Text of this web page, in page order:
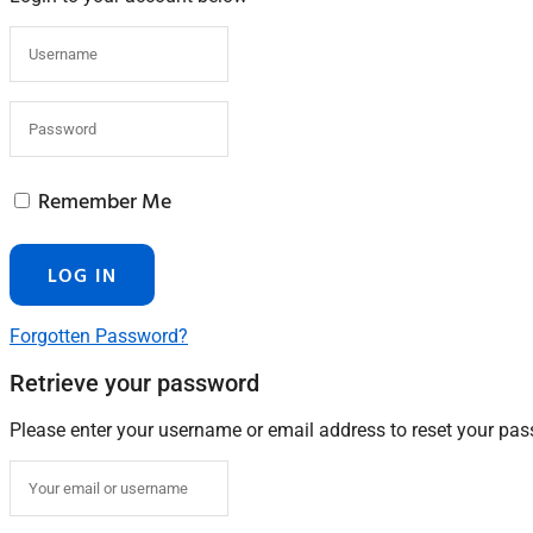
Remember Me
Forgotten Password?
Retrieve your password
Please enter your username or email address to reset your